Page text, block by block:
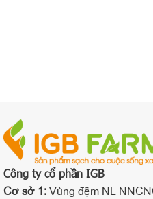
Công ty cổ phần IGB
Cơ sở 1:Vùng đệm NL